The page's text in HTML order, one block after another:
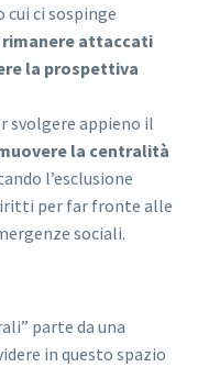
ci sospinge
rimanere attaccati
la prospettiva
svolgere appieno il
la centralità
l’esclusione
per far fronte alle
sociali.
parte da una
in questo spazio